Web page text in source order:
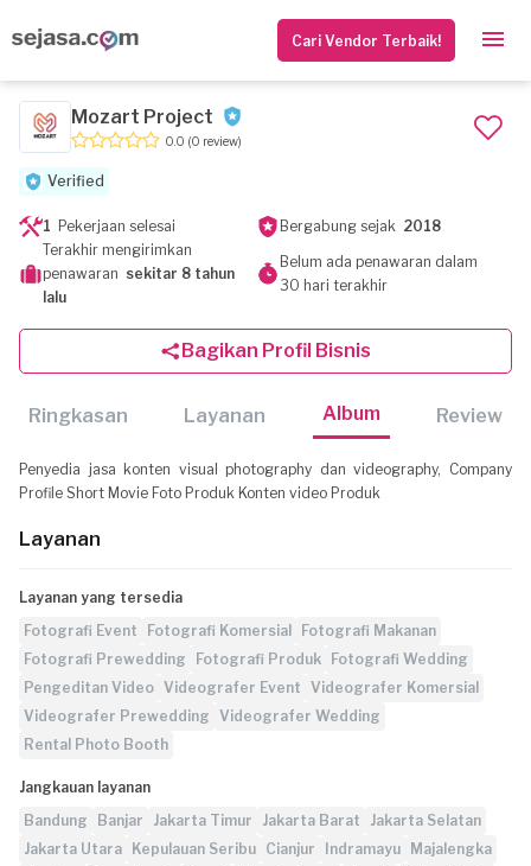
Cari Vendor Terbaik!
Mozart Project
0.0 (0 review)
Verified
1 Pekerjaan selesai Bergabung sejak 2018
Terakhir mengirimkan
penawaran sekitar 8 tahun
lalu
Belum ada penawaran dalam
30 hari terakhir
Bagikan Profil Bisnis
Ringkasan Layanan Album Review
Penyedia jasa konten visual photography dan videography, Company
Profile Short Movie Foto Produk Konten video Produk
Layanan
Layanan yang tersedia
Fotografi Event
Fotografi Komersial
Fotografi Makanan
Fotografi Prewedding
Fotografi Produk
Fotografi Wedding
Pengeditan Video Videografer Event Videografer Komersial
Videografer Prewedding Videografer Wedding
Rental Photo Booth
Jangkauan layanan
Bandung
Banjar Jakarta Timur Jakarta Barat
Jakarta Selatan
Jakarta Utara
Kepulauan Seribu Cianjur Indramayu
Majalengka